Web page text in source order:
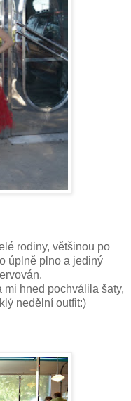
rodiny, většinou po
úplně plno a jediný
mi hned pochválila šaty,
nedělní outfit:)